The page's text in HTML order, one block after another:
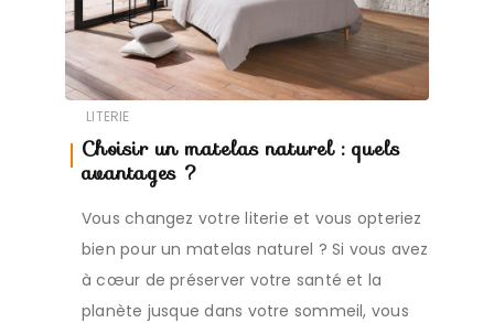
LITERIE
Choisir un matelas naturel : quels
avantages ?
Vous changez votre literie et vous opteriez
bien pour un matelas naturel ? Si vous avez
à cœur de préserver votre santé et la
planète jusque dans votre sommeil, vous